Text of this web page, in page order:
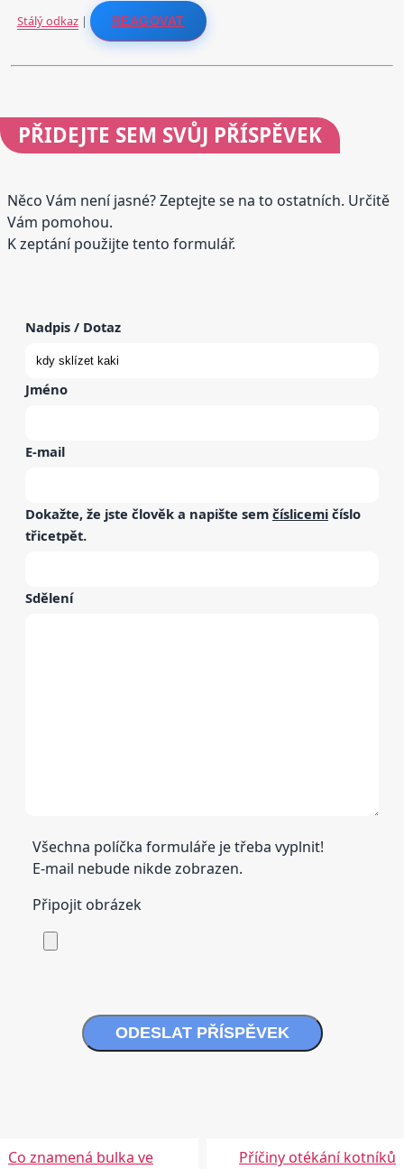
Stálý odkaz| REAGOVAT
PŘIDEJTE SEM SVŮJ PŘÍSPĚVEK
Něco Vám není jasné? Zeptejte se na to ostatních. Určitě
Vám pomohou.
K zeptání použijte tento formulář.
Nadpis / Dotaz
Jméno
E-mail
Dokažte, že jste člověk a napište sem číslicemi číslo
třicetpět.
Sdělení
Všechna políčka formuláře je třeba vyplnit!
E-mail nebude nikde zobrazen.
Připojit obrázek
ODESLAT PŘÍSPĚVEK
Co znamená bulka ve Příčiny otékání kotníků